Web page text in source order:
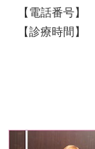
【電話番号】
【診療時間】